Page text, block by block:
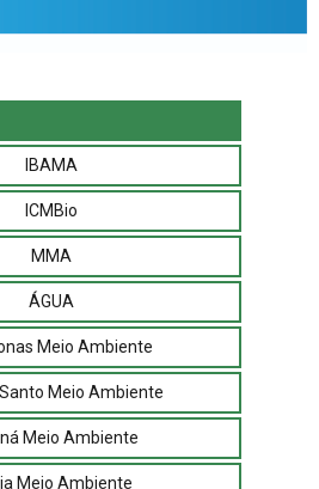
IBAMA
ICMBio
MMA
ÁGUA
Meio Ambiente
Meio Ambiente
Meio Ambiente
Meio Ambiente